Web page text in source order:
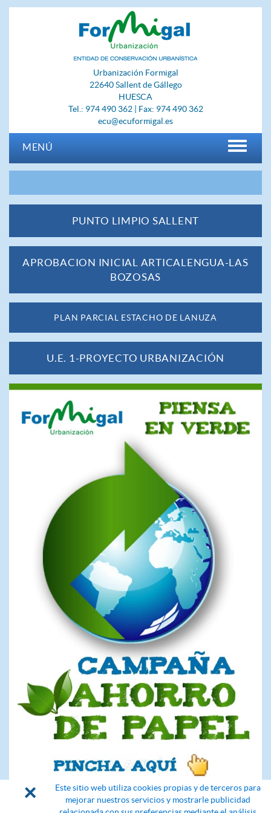
Urbanización Formigal
22640 Sallent de Gállego
HUESCA
Tel.: 974 490 362 | Fax: 974 490 362
ecu@ecuformigal.es
MENÚ
PUNTO LIMPIO SALLENT
APROBACION INICIAL ARTICALENGUA-LAS
BOZOSAS
PLAN PARCIAL ESTACHO DE LANUZA
U.E. 1-PROYECTO URBANIZACIÓN
×
Este sitio web utiliza cookies propias y de terceros para
mejorar nuestros servicios y mostrarle publicidad